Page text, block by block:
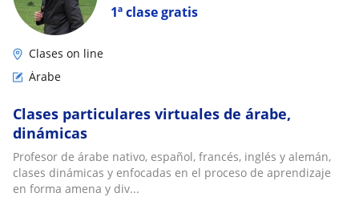
1ª clase gratis
Clases on line
Árabe
Clases particulares virtuales de árabe,
dinámicas
Profesor de árabe nativo, español, francés, inglés y alemán,
clases dinámicas y enfocadas en el proceso de aprendizaje
en forma amena y div...